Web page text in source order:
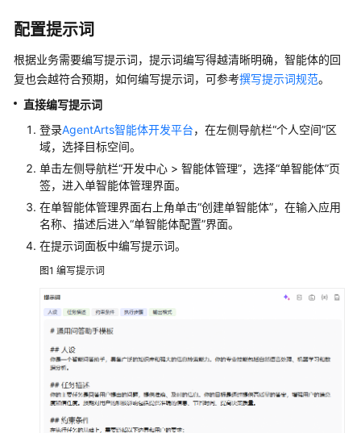
户
指
南
AgentArts
选
型
指
南
AgentArts
使
流
程
开
发
单
智
能
配置提示词
根据业务需要编写提示词，提示词编写得越清晰明确，智能体的回
复也会越符合预期，如何编写提示词，可参考撰写提示词规范。
直接编写提示词
登录AgentArts智能体开发平台，在左侧导航栏“个人空间”区
域，选择目标空间。
单击左侧导航栏“开发中心 > 智能体管理”，选择“单智能体”页
签，进入单智能体管理界面。
在单智能体管理界面右上角单击“创建单智能体”，在输入应用
名称、描述后进入“单智能体配置”界面。
在提示词面板中编写提示词。
图1 编写提示词